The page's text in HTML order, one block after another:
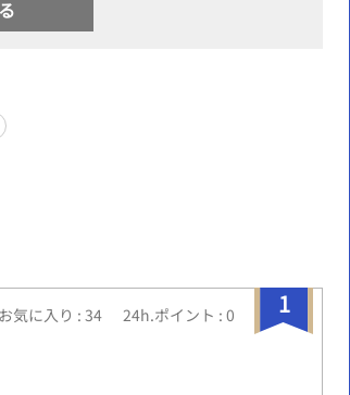
1
お気に入り : 34 24h.ポイント : 0